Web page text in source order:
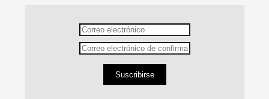
Suscribirse